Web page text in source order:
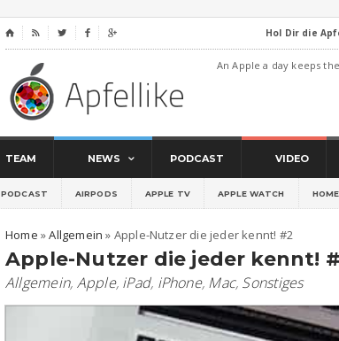
⌂     Hol Dir die
An Apple a day keeps
TEAM NEWS PODCAST VIDEO
PODCAST AIRPODS APPLE TV APPLE WATCH
Home »Allgemein » Apple-Nutzer die jeder kennt! #2
Apple-Nutzer die jeder kennt!
Allgemein, Apple, iPad, iPhone, Mac, Sonstiges